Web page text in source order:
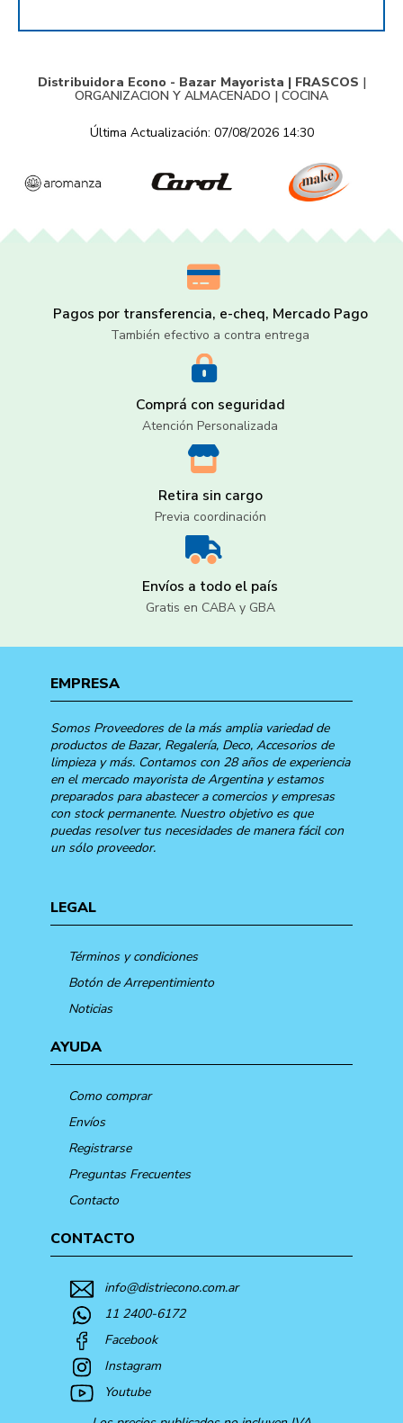
Distribuidora Econo - Bazar Mayorista | FRASCOS |
ORGANIZACION Y ALMACENADO | COCINA
Última Actualización: 07/08/2026 14:30
Pagos por transferencia, e-cheq, Mercado Pago
También efectivo a contra entrega
Comprá con seguridad
Atención Personalizada
Retira sin cargo
Previa coordinación
Envíos a todo el país
Gratis en CABA y GBA
EMPRESA
Somos Proveedores de la más amplia variedad de
productos de Bazar, Regalería, Deco, Accesorios de
limpieza y más. Contamos con 28 años de experiencia
en el mercado mayorista de Argentina y estamos
preparados para abastecer a comercios y empresas
con stock permanente. Nuestro objetivo es que
puedas resolver tus necesidades de manera fácil con
un sólo proveedor.
LEGAL
Términos y condiciones
Botón de Arrepentimiento
Noticias
AYUDA
Como comprar
Envíos
Registrarse
Preguntas Frecuentes
Contacto
CONTACTO
info@distriecono.com.ar
11 2400-6172
Facebook
Instagram
Youtube